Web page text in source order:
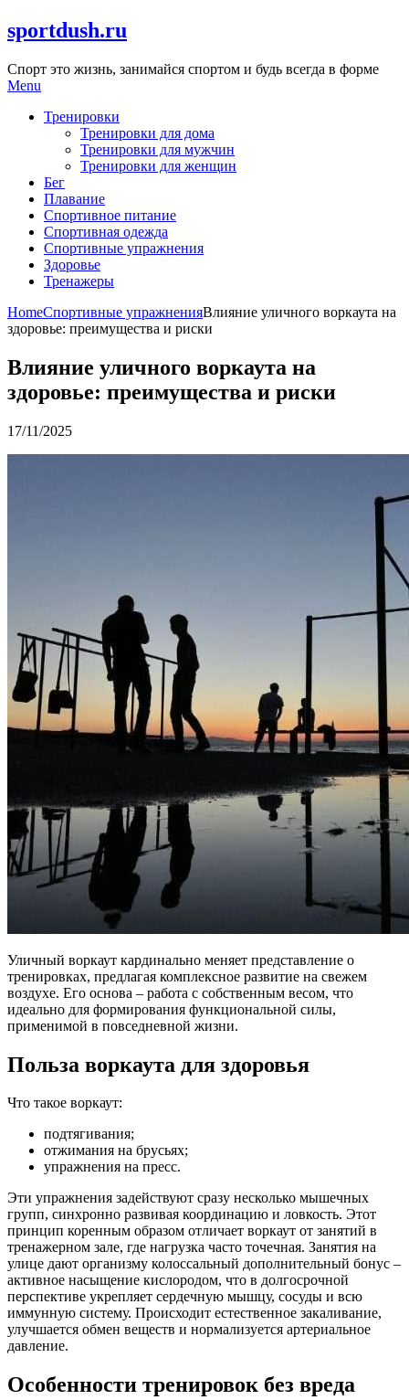
Skip
to
sportdush.ru
Спорт это жизнь, занимайся спортом и будь всегда в форме
Menu
Тренировки
Тренировки для дома
Тренировки для мужчин
Тренировки для женщин
Бег
Плавание
Спортивное питание
Спортивная одежда
Спортивные упражнения
Здоровье
Тренажеры
HomeСпортивные упражненияВлияние уличного воркаута на
здоровье: преимущества и риски
Влияние уличного воркаута на
здоровье: преимущества и риски
17/11/2025
Уличный воркаут кардинально меняет представление о
тренировках, предлагая комплексное развитие на свежем
воздухе. Его основа – работа с собственным весом, что
идеально для формирования функциональной силы,
применимой в повседневной жизни.
Польза воркаута для здоровья
Что такое воркаут:
подтягивания;
отжимания на брусьях;
упражнения на пресс.
Эти упражнения задействуют сразу несколько мышечных
групп, синхронно развивая координацию и ловкость. Этот
принцип коренным образом отличает воркаут от занятий в
тренажерном зале, где нагрузка часто точечная. Занятия на
улице дают организму колоссальный дополнительный бонус –
активное насыщение кислородом, что в долгосрочной
перспективе укрепляет сердечную мышцу, сосуды и всю
иммунную систему. Происходит естественное закаливание,
улучшается обмен веществ и нормализуется артериальное
давление.
Особенности тренировок без вреда